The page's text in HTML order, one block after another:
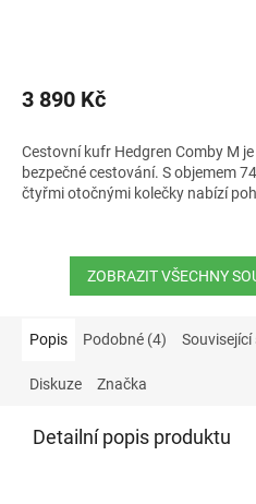
3 890 Kč
Cestovní kufr Hedgren Comby M
bezpečné cestování. S objemem
čtyřmi otočnými kolečky nabízí
ZOBRAZIT VŠECHNY
Popis Podobné (4)
Diskuze Značka
Detailní popis produktu